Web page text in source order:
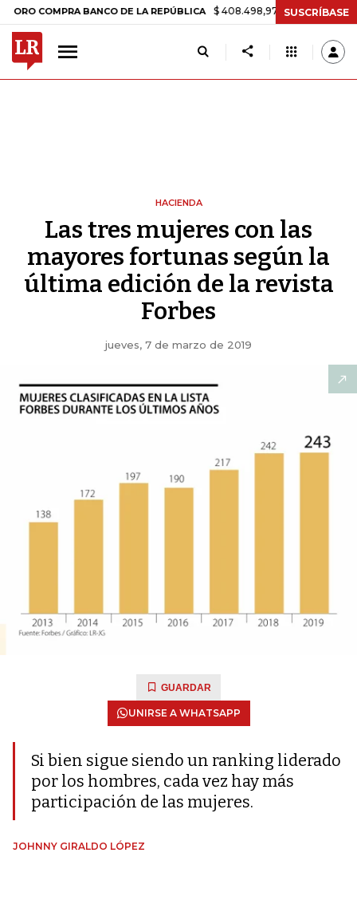
BANCO DE LA REPÚBLICA $ 408.498,97 +$ 8.753,81 +2,19%
SUSCRÍBASE
HACIENDA
Las tres mujeres con las
mayores fortunas según la
última edición de la revista
Forbes
jueves, 7 de marzo de 2019
GUARDAR
UNIRSE A WHATSAPP
Si bien sigue siendo un ranking liderado
por los hombres, cada vez hay más
participación de las mujeres.
JOHNNY GIRALDO LÓPEZ